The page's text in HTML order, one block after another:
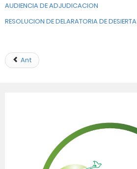
AUDIENCIA DE ADJUDICACION
RESOLUCION DE DELARATORIA DE DESIERTA
Ant